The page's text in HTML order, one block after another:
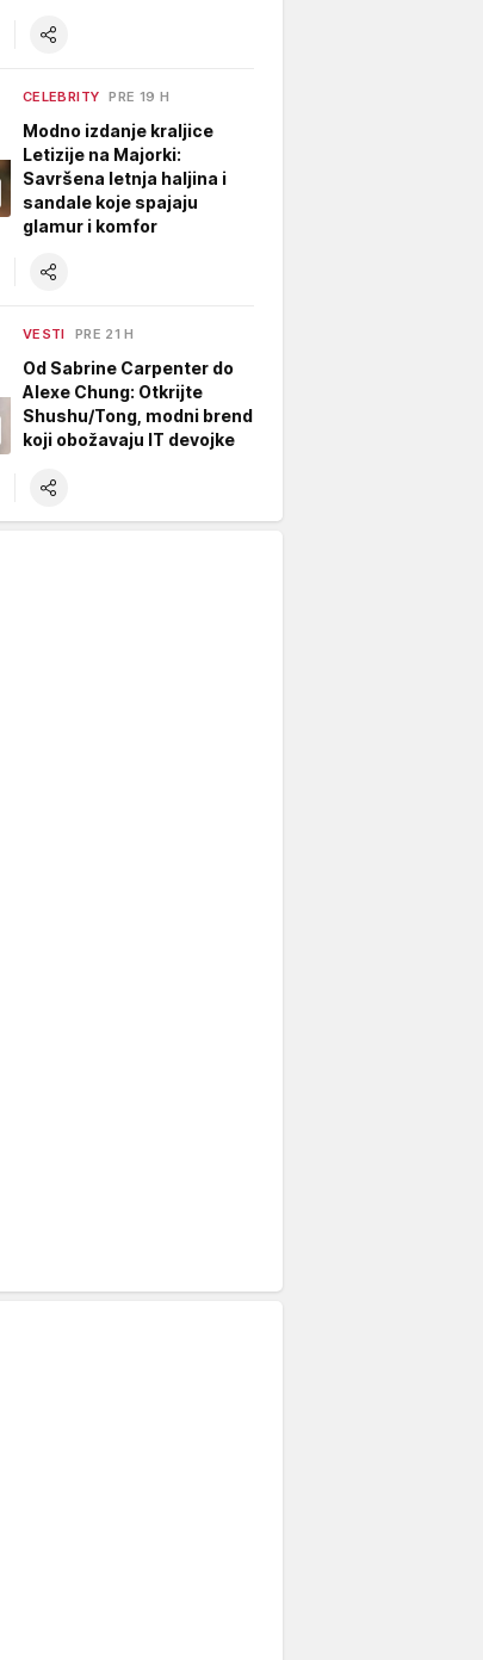
CELEBRITY PRE 19 H
Modno izdanje kraljice
Letizije na Majorki:
Savršena letnja haljina i
sandale koje spajaju
glamur i komfor
VESTI PRE 21 H
Od Sabrine Carpenter do
Alexe Chung: Otkrijte
Shushu/Tong, modni brend
koji obožavaju IT devojke